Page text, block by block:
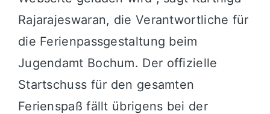
Rajarajeswaran, die Verantwortliche für
die Ferienpassgestaltung beim
Jugendamt Bochum. Der offizielle
Startschuss für den gesamten
Ferienspaß fällt übrigens bei der